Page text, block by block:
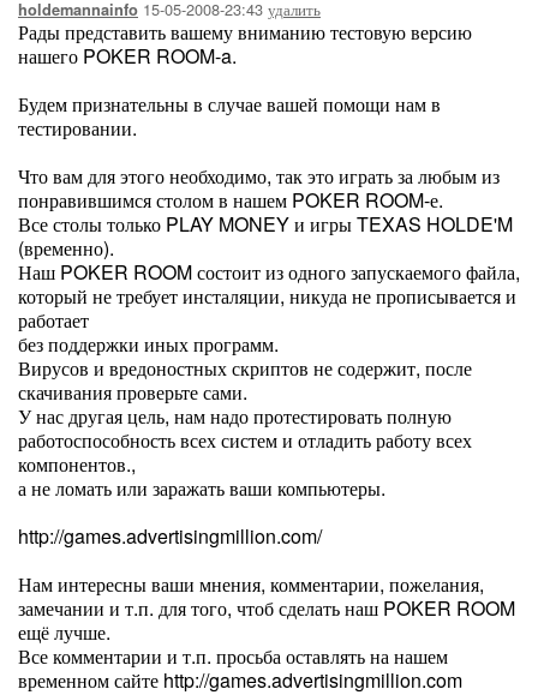
holdemannainfo 15-05-2008-23:43 удалить
Рады представить вашему вниманию тестовую версию
нашего POKER ROOM-a.
Будем признательны в случае вашей помощи нам в
тестировании.
Что вам для этого необходимо, так это играть за любым из
понравившимся столом в нашем POKER ROOM-е.
Все столы только PLAY MONEY и игры TEXAS HOLDE'M
(временно).
Наш POKER ROOM состоит из одного запускаемого файла,
который не требует инсталяции, никуда не прописывается и
работает
без поддержки иных программ.
Вирусов и вредоностных скриптов не содержит, после
скачивания проверьте сами.
У нас другая цель, нам надо протестировать полную
работоспособность всех систем и отладить работу всех
компонентов.,
а не ломать или заражать ваши компьютеры.
http://games.advertisingmillion.com/
Нам интересны ваши мнения, комментарии, пожелания,
замечании и т.п. для того, чтоб сделать наш POKER ROOM
ещё лучше.
Все комментарии и т.п. просьба оставлять на нашем
временном сайте http://games.advertisingmillion.com